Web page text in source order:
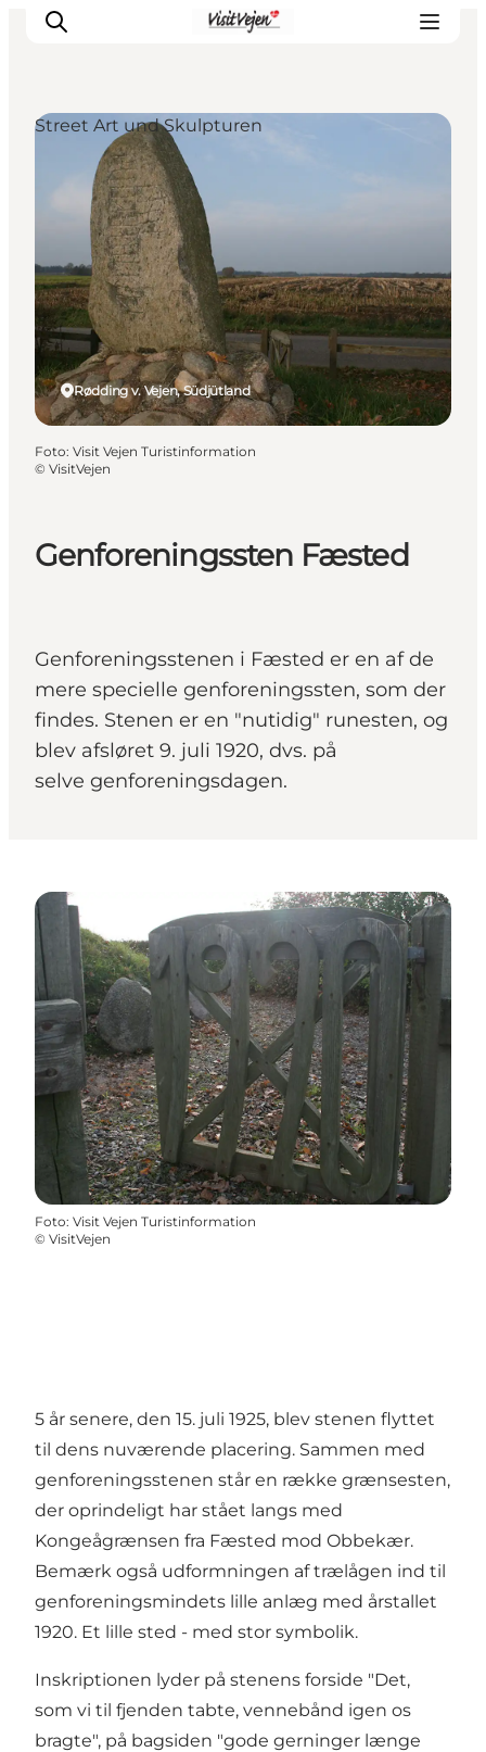
Restaurants
Schlafen
Nature
Städte
Events
Explore
Genforeningssten Fæsted
Genforeningsstenen i Fæsted er en af de
mere specielle genforeningssten, som der
findes. Stenen er en "nutidig" runesten, og
blev afsløret 9. juli 1920, dvs. på
selve genforeningsdagen.
Rødding v. Vejen, Südjütland
Street Art und Skulpturen
Foto: Visit Vejen Turistinformation
© VisitVejen
Foto: Visit Vejen Turistinformation
© VisitVejen
5 år senere, den 15. juli 1925, blev stenen flyttet
til dens nuværende placering. Sammen med
genforeningsstenen står en række grænsesten,
der oprindeligt har stået langs med
Kongeågrænsen fra Fæsted mod Obbekær.
Bemærk også udformningen af trælågen ind til
genforeningsmindets lille anlæg med årstallet
1920. Et lille sted - med stor symbolik.
Inskriptionen lyder på stenens forside "Det,
som vi til fjenden tabte, vennebånd igen os
bragte", på bagsiden "gode gerninger længe